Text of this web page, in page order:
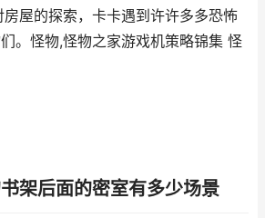
屋的探索，卡卡遇到许许多多恐怖
。怪物,怪物之家游戏机策略锦集 怪
架后面的密室有多少场景